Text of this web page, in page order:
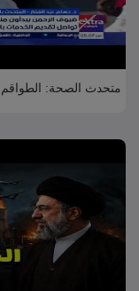
متحدث الصحة: الطواقم